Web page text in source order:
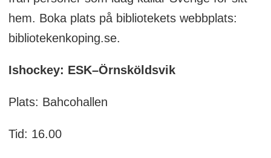
hem. Boka plats på bibliotekets webbplats:
bibliotekenkoping.se.
Ishockey: ESK–Örnsköldsvik
Plats: Bahcohallen
Tid: 16.00